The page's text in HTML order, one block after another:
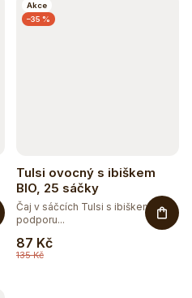
Akce
–35 %
Tulsi ovocný s ibiškem
BIO, 25 sáčky
135 Kč
87 Kč
Čaj v sáčcích Tulsi s ibiškem pro
podporu...